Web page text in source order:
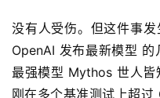
没有人受伤。但这件事
OpenAI 发布最新模型
最强模型 Mythos 世人皆
刚在多个基准测试上超